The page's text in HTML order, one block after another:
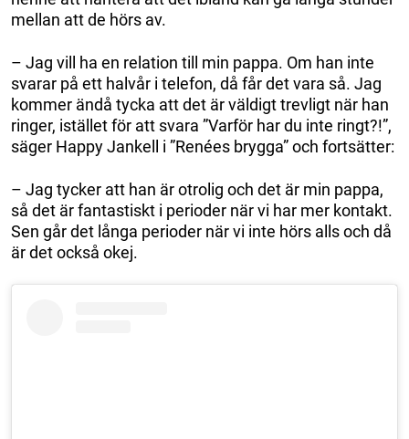
mellan att de hörs av.
– Jag vill ha en relation till min pappa. Om han inte
svarar på ett halvår i telefon, då får det vara så. Jag
kommer ändå tycka att det är väldigt trevligt när han
ringer, istället för att svara ”Varför har du inte ringt?!”,
säger Happy Jankell i ”Renées brygga” och fortsätter:
– Jag tycker att han är otrolig och det är min pappa,
så det är fantastiskt i perioder när vi har mer kontakt.
Sen går det långa perioder när vi inte hörs alls och då
är det också okej.